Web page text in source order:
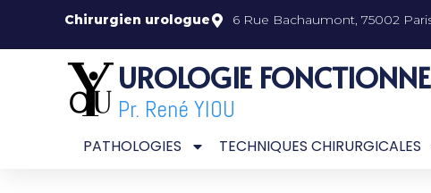
Chirurgien urologue 6 Rue Bachaumont, 75002
UROLOGIE
Pr. René YIOU
PATHOLOGIES TECHNIQUES CHIRURGICALES